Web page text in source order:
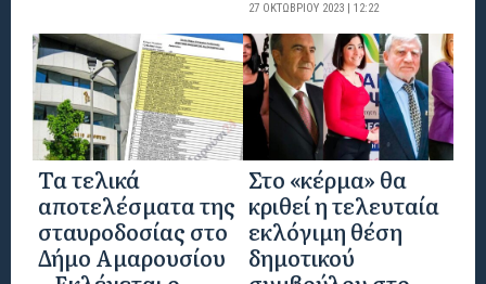
27 ΟΚΤΩΒΡΊΟΥ 2023 | 12:22
Τα τελικά
αποτελέσματα της
σταυροδοσίας στο
Δήμο Αμαρουσίου
Στο «κέρμα» θα
κριθεί η τελευταία
εκλόγιμη θέση
δημοτικού